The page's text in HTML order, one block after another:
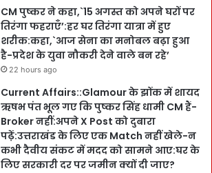
CM पुष्कर ने कहा,`15 अगस्त को अपने घरों पर
तिरंगा फहराएँ’:हर घर तिरंगा यात्रा में हुए
शरीक:कहा,`आज सेना का मनोबल बढ़ा हुआ
है-प्रदेश के युवा नौकरी देने वाले बन रहे’
22 hours ago
Current Affairs::Glamour के झोंक में शायद
ऋषभ पंत भूल गए कि पुष्कर सिंह धामी CM हैं-
Broker नहीं:अपने X Post को दुबारा
पढ़ें:उत्तराखंड के लिए एक Match नहीं खेले-न
कभी दैवीय संकट में मदद को सामने आए:घर के
लिए सरकारी दर पर जमीन क्यों दी जाए?